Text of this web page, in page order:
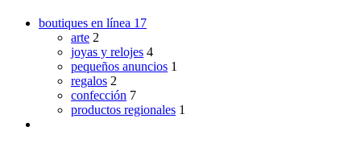
boutiques en línea 17
arte 2
joyas y relojes 4
pequeños anuncios 1
regalos 2
confección 7
productos regionales 1